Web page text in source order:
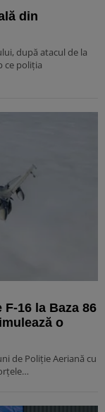
din
după atacul de la
ce poliția
16 la Baza 86
o
de Poliție Aeriană cu